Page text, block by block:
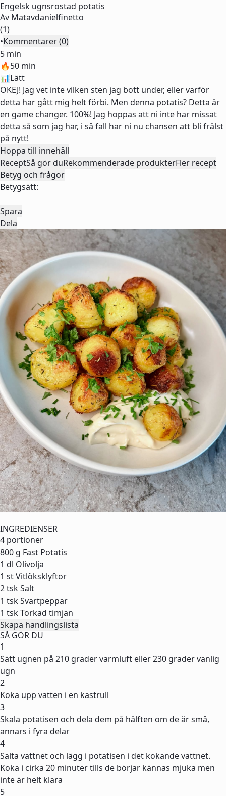
Engelsk ugnsrostad potatis
Av Matavdanielfinetto
(1)
•Kommentarer (0)
5 min
🔥50 min
📊Lätt
OKEJ! Jag vet inte vilken sten jag bott under, eller varför
detta har gått mig helt förbi. Men denna potatis? Detta är
en game changer. 100%! Jag hoppas att ni inte har missat
detta så som jag har, i så fall har ni nu chansen att bli frälst
på nytt!
Hoppa till innehåll
ReceptSå gör duRekommenderade produkterFler recept
Betyg och frågor
Betygsätt:
Spara
Dela
INGREDIENSER
4 portioner
800 g Fast Potatis
1 dl Olivolja
1 stVitlöksklyftor
2 tskSalt
1 tskSvartpeppar
1 tskTorkad timjan
Skapa handlingslista
SÅ GÖR DU
1
Sätt ugnen på 210 grader varmluft eller 230 grader vanlig
ugn
2
Koka upp vatten i en kastrull
3
Skala potatisen och dela dem på hälften om de är små,
annars i fyra delar
4
Salta vattnet och lägg i potatisen i det kokande vattnet.
Koka i cirka 20 minuter tills de börjar kännas mjuka men
inte är helt klara
5